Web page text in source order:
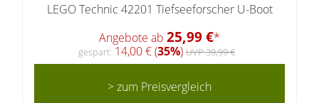
LEGO Technic 42201 Tiefseeforscher U-Boot
Angebote ab 25,99 €*
gespart: 14,00 € (35%) UVP 39,99 €
> zum Preisvergleich